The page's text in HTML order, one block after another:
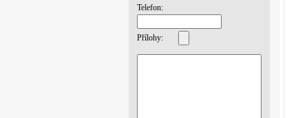
Telefon:
Přílohy: